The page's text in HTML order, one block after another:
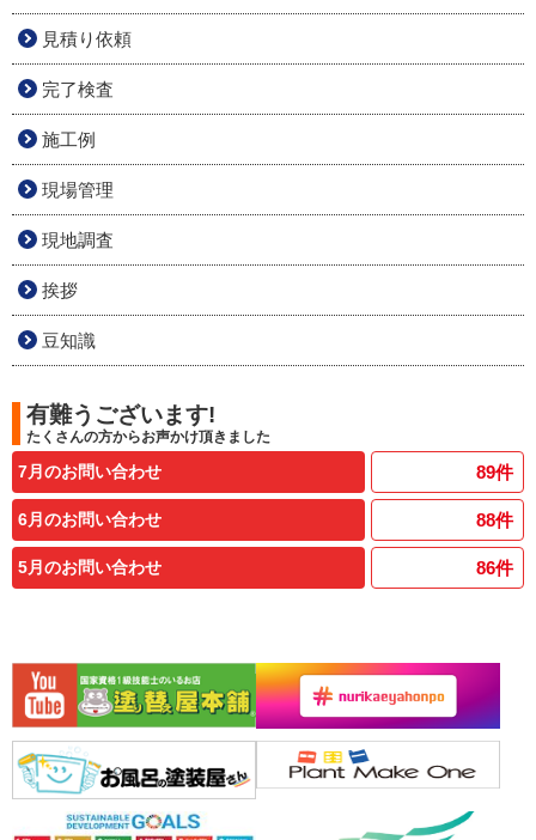
見積り依頼
完了検査
施工例
現場管理
現地調査
挨拶
豆知識
有難うございます!
たくさんの方からお声かけ頂きました
7月のお問い合わせ 89件
6月のお問い合わせ 88件
5月のお問い合わせ 86件